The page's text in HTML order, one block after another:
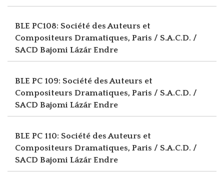
BLE PC108: Société des Auteurs et
Compositeurs Dramatiques, Paris / S.A.C.D. /
SACD Bajomi Lázár Endre
BLE PC 109: Société des Auteurs et
Compositeurs Dramatiques, Paris / S.A.C.D. /
SACD Bajomi Lázár Endre
BLE PC 110: Société des Auteurs et
Compositeurs Dramatiques, Paris / S.A.C.D. /
SACD Bajomi Lázár Endre